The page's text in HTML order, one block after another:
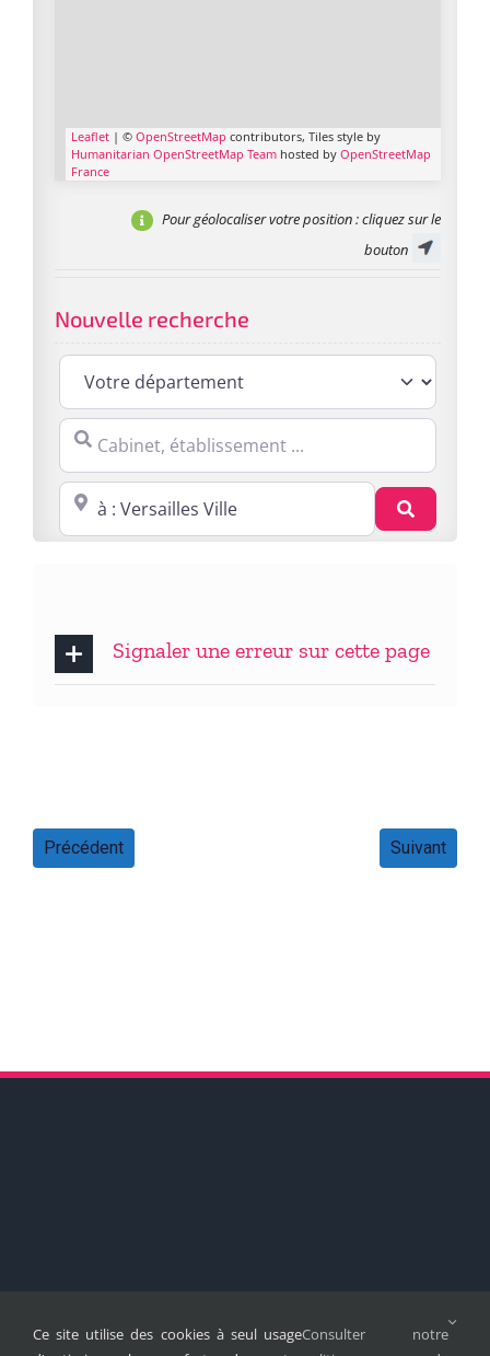
Leaflet | © OpenStreetMap contributors, Tiles style by
Humanitarian OpenStreetMap Team hosted by OpenStreetMap
France
Pour géolocaliser votre position: cliquez sur le
bouton
Nouvelle recherche
Cabinet, établissement ...
Proche de : ville, cp, lieu ...
Signaler une erreur sur cette page
Précédent Suivant
Ce site utilise des cookies à seul usageConsulter notre